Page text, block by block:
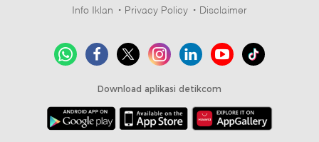
Info Iklan
Privacy Policy Disclaimer
Download aplikasi detikcom